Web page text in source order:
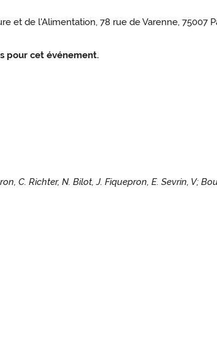
et de l'Alimentation, 78 rue de Varenne, 75007
pour cet événement.
C. Richter, N. Bilot, J. Fiquepron, E. Sevrin, V;